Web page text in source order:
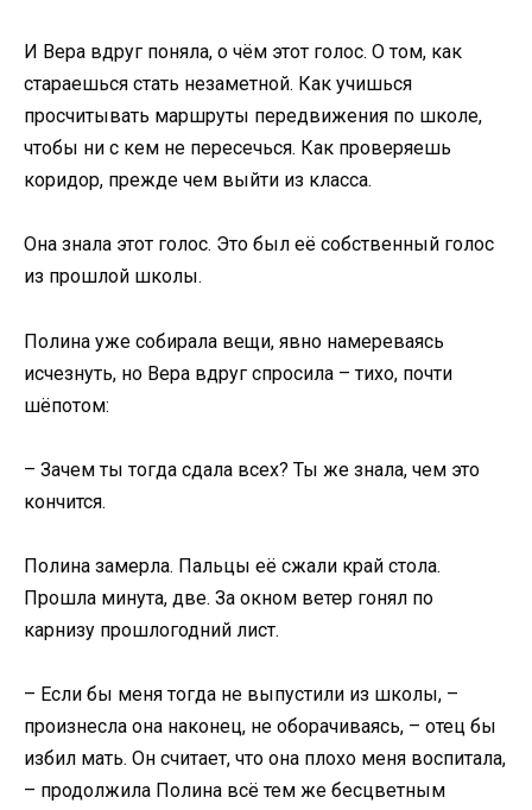
И Вера вдруг поняла, о чём этот голос. О том, как
стараешься стать незаметной. Как учишься
просчитывать маршруты передвижения по школе,
чтобы ни с кем не пересечься. Как проверяешь
коридор, прежде чем выйти из класса.
Она знала этот голос. Это был её собственный голос
из прошлой школы.
Полина уже собирала вещи, явно намереваясь
исчезнуть, но Вера вдруг спросила – тихо, почти
шёпотом:
– Зачем ты тогда сдала всех? Ты же знала, чем это
кончится.
Полина замерла. Пальцы её сжали край стола.
Прошла минута, две. За окном ветер гонял по
карнизу прошлогодний лист.
– Если бы меня тогда не выпустили из школы, –
произнесла она наконец, не оборачиваясь, – отец бы
избил мать. Он считает, что она плохо меня воспитала,
– продолжила Полина всё тем же бесцветным